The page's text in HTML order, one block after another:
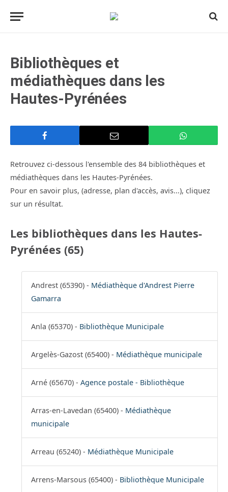
Bibliothèques et
médiathèques dans les
Hautes-Pyrénées
Retrouvez ci-dessous l'ensemble des 84 bibliothèques et
médiathèques dans les Hautes-Pyrénées.
Pour en savoir plus, (adresse, plan d'accès, avis...), cliquez
sur un résultat.
Les bibliothèques dans les Hautes-
Pyrénées (65)
Andrest (65390) - Médiathèque d'Andrest Pierre
Gamarra
Anla (65370) - Bibliothèque Municipale
Argelès-Gazost (65400) - Médiathèque municipale
Arné (65670) - Agence postale - Bibliothèque
Arras-en-Lavedan (65400) - Médiathèque
municipale
Arreau (65240) - Médiathèque Municipale
Arrens-Marsous (65400) - Bibliothèque Municipale